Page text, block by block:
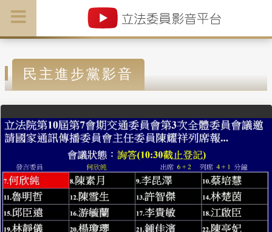
民主進步黨影音